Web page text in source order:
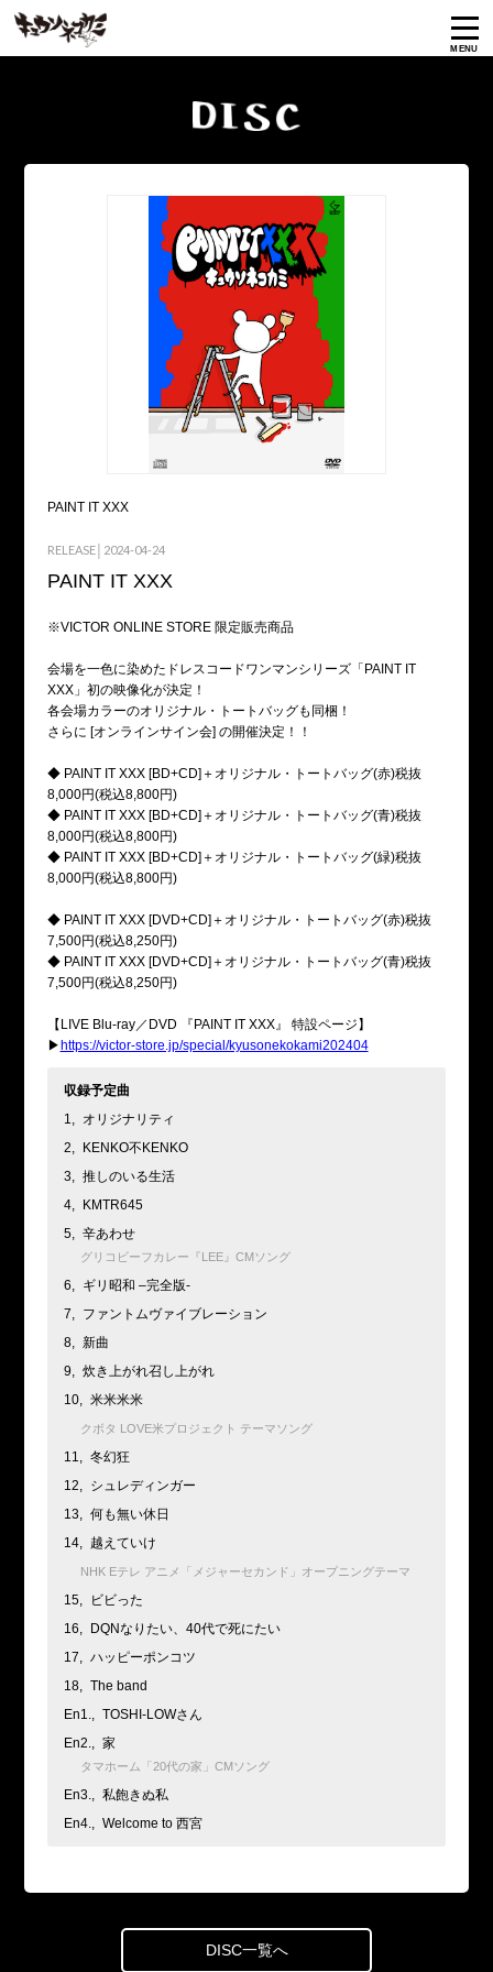
PAINT IT XXX
RELEASE│2024-04-24
PAINT IT XXX
※VICTOR ONLINE STORE 限定販売商品
会場を一色に染めたドレスコードワンマンシリーズ「PAINT IT
XXX」初の映像化が決定！
各会場カラーのオリジナル・トートバッグも同梱！
さらに [オンラインサイン会] の開催決定！！
◆ PAINT IT XXX [BD+CD]＋オリジナル・トートバッグ(赤)税抜
8,000円(税込8,800円)
◆ PAINT IT XXX [BD+CD]＋オリジナル・トートバッグ(青)税抜
8,000円(税込8,800円)
◆ PAINT IT XXX [BD+CD]＋オリジナル・トートバッグ(緑)税抜
8,000円(税込8,800円)
◆ PAINT IT XXX [DVD+CD]＋オリジナル・トートバッグ(赤)税抜
7,500円(税込8,250円)
◆ PAINT IT XXX [DVD+CD]＋オリジナル・トートバッグ(青)税抜
7,500円(税込8,250円)
【LIVE Blu-ray／DVD 『PAINT IT XXX』 特設ページ】
▶ https://victor-store.jp/special/kyusonekokami202404
収録予定曲
1,
オリジナリティ
2,
KENKO不KENKO
3, 推しのいる生活
4,
KMTR645
5, 辛あわせ
グリコビーフカレー『LEE』CMソング
6,
ギリ昭和 –完全版-
7,
ファントムヴァイブレーション
8, 新曲
9, 炊き上がれ召し上がれ
10, 米米米米
クボタ LOVE米プロジェクト テーマソング
11, 冬幻狂
12,
シュレディンガー
13, 何も無い休日
14,
越えていけ
NHK Eテレ アニメ「メジャーセカンド」オープニングテーマ
15,
ビビった
16,
DQNなりたい、40代で死にたい
17, ハッピーポンコツ
18, The band
En1., TOSHI-LOWさん
En2., 家
タマホーム「20代の家」CMソング
En3., 私飽きぬ私
En4., Welcome to 西宮
DISC一覧へ